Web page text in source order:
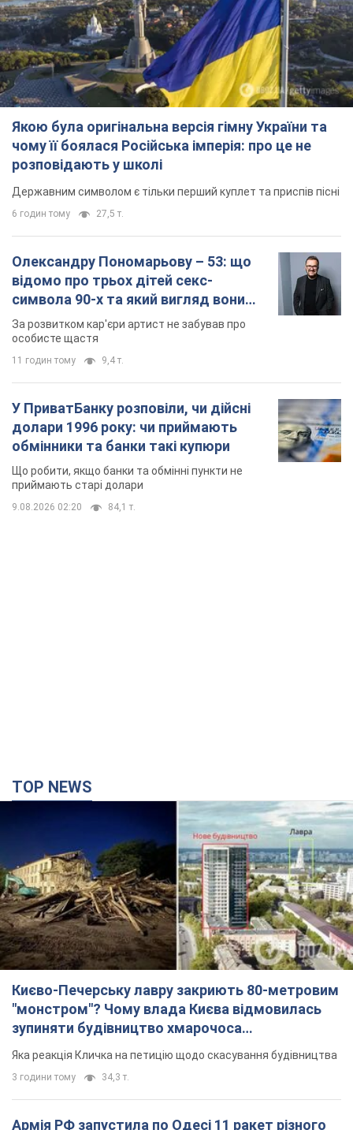
розповідають у школі
Державним символом є тільки перший куплет та приспів пісні
6 годин тому 27,5 т.
Олександру Пономарьову – 53: що
відомо про трьох дітей секс-
символа 90-х та який вигляд вони
мають
За розвитком кар'єри артист не забував про
У ПриватБанку розповіли, чи дійсні
долари 1996 року: чи приймають
обмінники та банки такі купюри
приймають старі долари
Києво-Печерську лавру закриють 80-метровим
"монстром"? Чому влада Києва відмовилась
зупиняти будівництво хмарочоса
"московського вірянина"
Яка реакція Кличка на петицію щодо скасування будівництва
3 години тому 34,3 т.
Армія РФ запустила по Одесі 11 ракет різного
типу та до 100 дронів: горіли історичні будівлі,
є постраждалі. Фото та відео
Для терору ворог застосував ракети та дрони
годину тому 54,6 т.
МЗС Болгарії викликало українського посла
через інцидент із дроном: що сталося